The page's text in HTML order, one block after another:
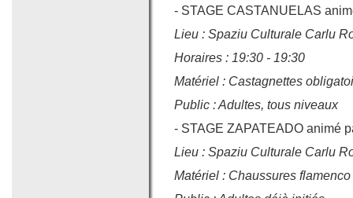
- STAGE CASTANUELAS
Lieu : Spaziu Culturale Carlu
Horaires : 19:30 - 19:30
Matériel : Castagnettes
Public : Adultes, tous niveaux
- STAGE ZAPATEADO animé
Lieu : Spaziu Culturale Carlu
Matériel : Chaussures flamenco